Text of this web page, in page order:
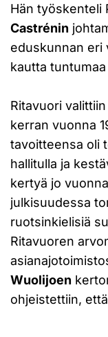
Hän työskenteli
Castrénin
eduskunnan eri
kautta
Ritavuori
kerran vuonna
tavoitteensa oli
hallitulla ja
kertyä jo
julkisuudessa
ruotsinkielisiä
Ritavuoren
Wuolijoen
ohjeistettiin,